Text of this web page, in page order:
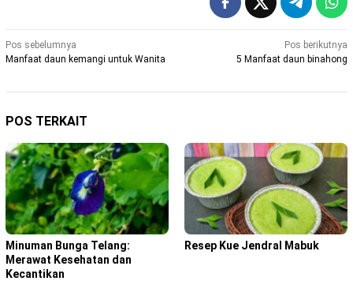
Navigasi
Pos sebelumnya
Manfaat daun kemangi untuk Wanita
Pos berikutnya
5 Manfaat daun binahong
POS TERKAIT
Minuman Bunga Telang:
Merawat Kesehatan dan
Kecantikan
Resep Kue Jendral Mabuk